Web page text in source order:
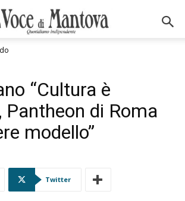
“Cultura è
Pantheon di Roma
modello”
Twitter